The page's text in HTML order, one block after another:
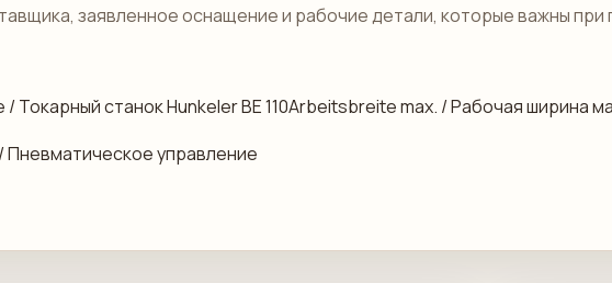
заявленное оснащение и рабочие детали, которые важны при
Токарный станок Hunkeler BE 110Arbeitsbreite max. / Рабочая ширина
управление